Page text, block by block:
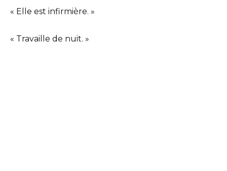
« Elle est infirmière. »
« Travaille de nuit. »